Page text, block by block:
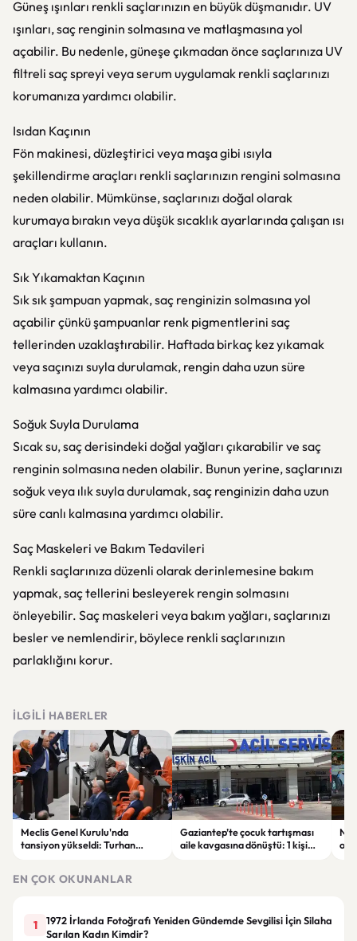
Güneş ışınları renkli saçlarınızın en büyük düşmanıdır. UV
ışınları, saç renginin solmasına ve matlaşmasına yol
açabilir. Bu nedenle, güneşe çıkmadan önce saçlarınıza UV
filtreli saç spreyi veya serum uygulamak renkli saçlarınızı
korumanıza yardımcı olabilir.
Isıdan Kaçının
Fön makinesi, düzleştirici veya maşa gibi ısıyla
şekillendirme araçları renkli saçlarınızın rengini solmasına
neden olabilir. Mümkünse, saçlarınızı doğal olarak
kurumaya bırakın veya düşük sıcaklık ayarlarında çalışan ısı
araçları kullanın.
Sık Yıkamaktan Kaçının
Sık sık şampuan yapmak, saç renginizin solmasına yol
açabilir çünkü şampuanlar renk pigmentlerini saç
tellerinden uzaklaştırabilir. Haftada birkaç kez yıkamak
veya saçınızı suyla durulamak, rengin daha uzun süre
kalmasına yardımcı olabilir.
Soğuk Suyla Durulama
Sıcak su, saç derisindeki doğal yağları çıkarabilir ve saç
renginin solmasına neden olabilir. Bunun yerine, saçlarınızı
soğuk veya ılık suyla durulamak, saç renginizin daha uzun
süre canlı kalmasına yardımcı olabilir.
Saç Maskeleri ve Bakım Tedavileri
Renkli saçlarınıza düzenli olarak derinlemesine bakım
yapmak, saç tellerini besleyerek rengin solmasını
önleyebilir. Saç maskeleri veya bakım yağları, saçlarınızı
besler ve nemlendirir, böylece renkli saçlarınızın
parlaklığını korur.
İLGILI HABERLER
Meclis Genel Kurulu'nda
tansiyon yükseldi: Turhan
Gaziantep’te çocuk tartışması
aile kavgasına dönüştü: 1 kişi
EN ÇOK OKUNANLAR
1
1972 İrlanda Fotoğrafı Yeniden Gündemde Sevgilisi İçin Silaha
Sarılan Kadın Kimdir?